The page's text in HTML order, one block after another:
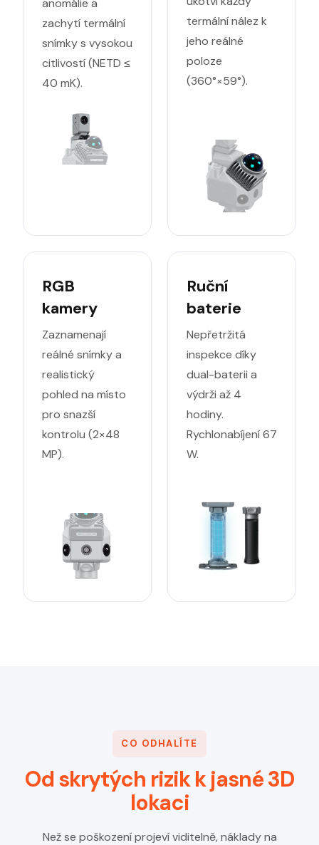
anomálie a
zachytí termální
snímky s vysokou
citlivostí (NETD ≤
40 mK).
termální nález k
jeho reálné
poloze
(360°×59°).
RGB
kamery
Zaznamenají
reálné snímky a
realistický
pohled na místo
pro snazší
kontrolu (2×48
MP).
Ruční
baterie
Nepřetržitá
inspekce díky
dual-baterii a
výdrži až 4
hodiny.
Rychlonabíjení 67
W.
CO ODHALÍTE
Od skrytých rizik k jasné 3D
lokaci
Než se poškození projeví viditelně, náklady na